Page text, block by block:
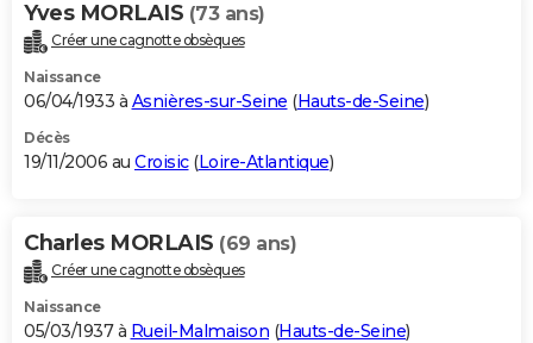
Yves MORLAIS (73 ans)
Créer une cagnotte obsèques
Naissance
06/04/1933 à Asnières-sur-Seine (Hauts-de-Seine)
Décès
19/11/2006 au Croisic(Loire-Atlantique)
Charles MORLAIS (69 ans)
Créer une cagnotte obsèques
Naissance
05/03/1937 à Rueil-Malmaison (Hauts-de-Seine)